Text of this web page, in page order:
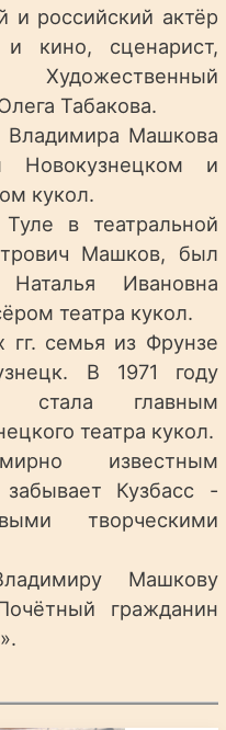
и российский актёр
кино, сценарист,
Табакова.
Владимира Машкова
Новокузнецком и
кукол.
в театральной
Машков, был
Ивановна
театра кукол.
гг. семья из Фрунзе
В 1971 году
стала главным
театра кукол.
известным
Кузбасс -
творческими
Машкову
гражданин